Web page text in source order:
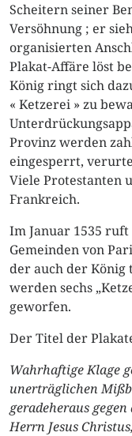
Scheitern seiner
Versöhnung ; er
organisierten
Plakat-Affäre löst
König ringt sich
« Ketzerei » zu
Provinz werden
eingesperrt,
Viele Protestanten
Frankreich.
Im Januar 1535
Gemeinden von
der auch der König
werden sechs
geworfen.
Der Titel der
Wahrhaftige Klage
unerträglichen
geradeheraus
Herrn Jesus